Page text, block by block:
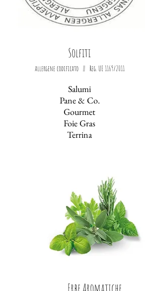
Solfiti
allergene codificato || Reg. UE 1169/2011
Salumi
Pane & Co.
Gourmet
Foie Gras
Terrina
Erbe Aromatiche